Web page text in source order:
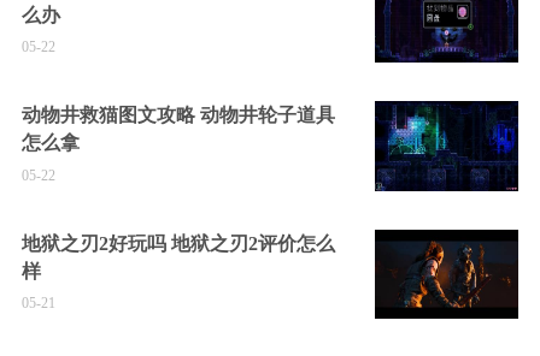
么办
05-22
动物井救猫图文攻略 动物井轮子道具
怎么拿
05-22
地狱之刃2好玩吗 地狱之刃2评价怎么
样
05-21